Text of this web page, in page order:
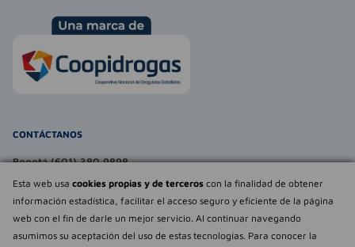
Esta web usa cookies propias y de terceros con la finalidad de obtener
información estadística, facilitar el acceso seguro y eficiente de la página
web con el fin de darle un mejor servicio. Al continuar navegando
asumimos su aceptación del uso de estas tecnologías. Para conocer la
CONTÁCTANOS
Bogotá (601) 380 9898
atencionalcliente@farmaexpress.com
TE PUEDE INTERESAR
NOSOTROS